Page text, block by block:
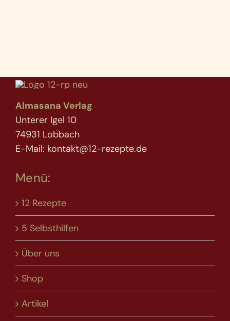
Almasana Verlag
Unterer Igel 10
74931 Lobbach
E-Mail: kontakt@12-rezepte.de
Menü:
12 Rezepte
5 Selbsthilfen
Über uns
Shop
Artikel